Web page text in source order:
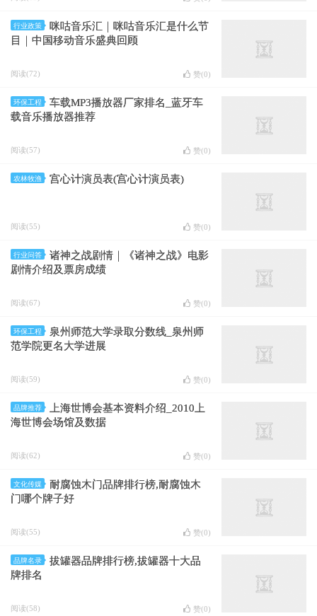
行业政策
咪咕音乐汇｜咪咕音乐汇是什么节
目｜中国移动音乐盛典回顾
阅读(72) 赞(0)
环保工程
车载MP3播放器厂家排名_蓝牙车
载音乐播放器推荐
阅读(57) 赞(0)
农林牧渔 宫心计演员表(宫心计演员表)
阅读(55) 赞(0)
行业问答
诸神之战剧情｜《诸神之战》电影
剧情介绍及票房成绩
阅读(67) 赞(0)
环保工程
泉州师范大学录取分数线_泉州师
范学院更名大学进展
阅读(59) 赞(0)
品牌推荐
上海世博会基本资料介绍_2010上
海世博会场馆及数据
阅读(62) 赞(0)
文化传媒
耐腐蚀木门品牌排行榜,耐腐蚀木
门哪个牌子好
阅读(55) 赞(0)
品牌名录
拔罐器品牌排行榜,拔罐器十大品
牌排名
阅读(58) 赞(0)